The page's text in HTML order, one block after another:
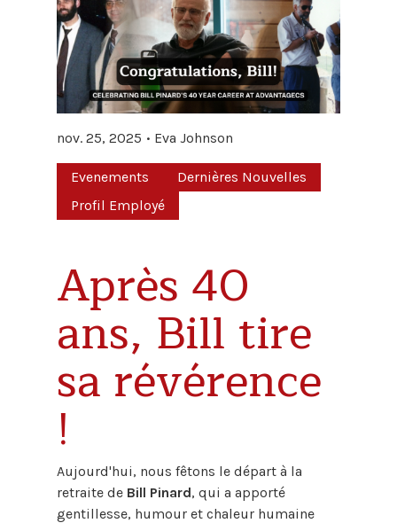
nov. 25, 2025 Eva Johnson
Evenements
Dernières Nouvelles
Profil Employé
Après 40
ans, Bill tire
sa révérence
!
Aujourd'hui, nous fêtons le départ à la
retraite de Bill Pinard, qui a apporté
gentillesse, humour et chaleur humaine